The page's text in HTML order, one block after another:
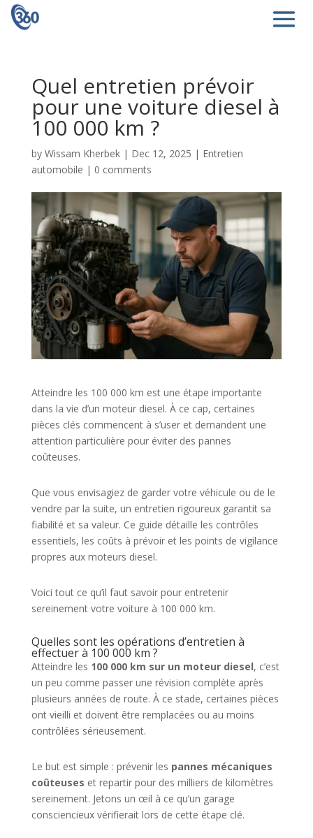
Quel entretien prévoir
pour une voiture diesel à
100 000 km ?
by Wissam Kherbek| Dec 12, 2025 | Entretien
automobile | 0 comments
Atteindre les 100 000 km est une étape importante
dans la vie d’un moteur diesel. À ce cap, certaines
pièces clés commencent à s’user et demandent une
attention particulière pour éviter des pannes
coûteuses.
Que vous envisagiez de garder votre véhicule ou de le
vendre par la suite, un entretien rigoureux garantit sa
fiabilité et sa valeur. Ce guide détaille les contrôles
essentiels, les coûts à prévoir et les points de vigilance
propres aux moteurs diesel.
Voici tout ce qu’il faut savoir pour entretenir
sereinement votre voiture à 100 000 km.
Quelles sont les opérations d’entretien à
effectuer à 100 000 km ?
Atteindre les 100 000 km sur un moteur diesel, c’est
un peu comme passer une révision complète après
plusieurs années de route. À ce stade, certaines pièces
ont vieilli et doivent être remplacées ou au moins
contrôlées sérieusement.
Le but est simple : prévenir les pannes mécaniques
coûteuses et repartir pour des milliers de kilomètres
sereinement. Jetons un œil à ce qu’un garage
consciencieux vérifierait lors de cette étape clé.